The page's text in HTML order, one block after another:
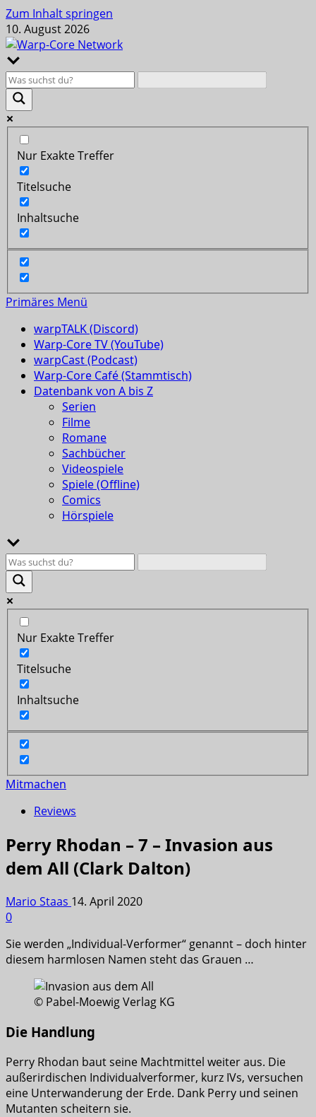
Zum Inhalt springen
10. August 2026
Nur Exakte Treffer
Titelsuche
Inhaltsuche
Primäres Menü
warpTALK (Discord)
Warp-Core TV (YouTube)
warpCast (Podcast)
Warp-Core Café (Stammtisch)
Datenbank von A bis Z
Serien
Filme
Romane
Sachbücher
Videospiele
Spiele (Offline)
Comics
Hörspiele
Nur Exakte Treffer
Titelsuche
Inhaltsuche
Mitmachen
Reviews
Perry Rhodan – 7 – Invasion aus
dem All (Clark Dalton)
Mario Staas 14. April 2020
0
Sie werden „Individual-Verformer“ genannt – doch hinter
diesem harmlosen Namen steht das Grauen …
© Pabel-Moewig Verlag KG
Die Handlung
Perry Rhodan baut seine Machtmittel weiter aus. Die
außerirdischen Individualverformer, kurz IVs, versuchen
eine Unterwanderung der Erde. Dank Perry und seinen
Mutanten scheitern sie.